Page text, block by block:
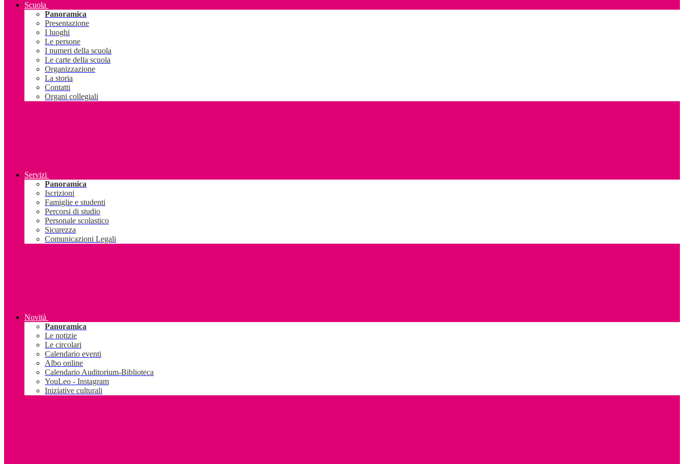
Scuola
Panoramica
Presentazione
I luoghi
Le persone
I numeri della scuola
Le carte della scuola
Organizzazione
La storia
Contatti
Organi collegiali
Servizi
Panoramica
Iscrizioni
Famiglie e studenti
Percorsi di studio
Personale scolastico
Sicurezza
Comunicazioni Legali
Novità
Panoramica
Le notizie
Le circolari
Calendario eventi
Albo online
Calendario Auditorium-Biblioteca
YouLeo - Instagram
Iniziative culturali